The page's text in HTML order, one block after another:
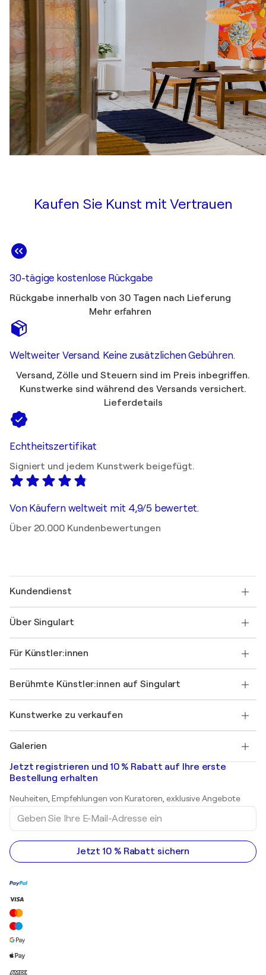
Kaufen Sie Kunst mit Vertrauen
30-tägige kostenlose Rückgabe
Rückgabe innerhalb von 30 Tagen nach Lieferung
Mehr erfahren
Weltweiter Versand. Keine zusätzlichen Gebühren.
Versand, Zölle und Steuern sind im Preis inbegriffen.
Kunstwerke sind während des Versands versichert.
Lieferdetails
Echtheitszertifikat
Signiert und jedem Kunstwerk beigefügt.
Von Käufern weltweit mit 4,9/5 bewertet.
Über 20.000 Kundenbewertungen
Kundendienst
Versand
Einen Gutschein verschenken
Werden Sie Mitglied unseres Handelsprogramms
Ihr Konto
+49 30 31196995
Über Singulart
FAQ
Singulart-Magazin
Jobs
Entdecken Sie kuratierte Originalkunst
Für Künstler:innen
Als Künstler anmelden
Berühmte Künstler:innen auf Singulart
Marc Chagall
Banksy
Mr. Brainwash
Shepard Fairey
Kunstwerke zu verkaufen
Abstrakte Gemälde zu verkaufen
Landschaftsgemälde
Drucke
Acrylgemälde
Galerien
Kunstgalerien in Deutschland
Kunstgalerien in Schweiz
Jetzt registrieren und 10 % Rabatt auf Ihre erste
Bestellung erhalten
Neuheiten, Empfehlungen von Kuratoren, exklusive Angebote
Geben
Sie
Ihre
E-
Mail-
Adresse
Jetzt 10 % Rabatt sichern